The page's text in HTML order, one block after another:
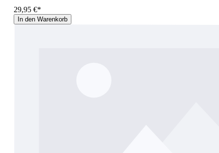
29,95 €*
In den Warenkorb